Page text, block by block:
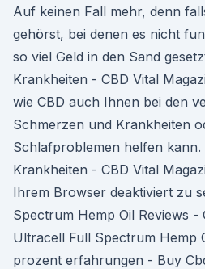
Auf keinen Fall mehr, denn
gehörst, bei denen es nicht
so viel Geld in den Sand
Krankheiten - CBD Vital
wie CBD auch Ihnen bei den
Schmerzen und Krankheiten
Schlafproblemen helfen kann.
Krankheiten - CBD Vital
Ihrem Browser deaktiviert zu
Spectrum Hemp Oil Reviews -
Ultracell Full Spectrum Hemp
prozent erfahrungen - Buy